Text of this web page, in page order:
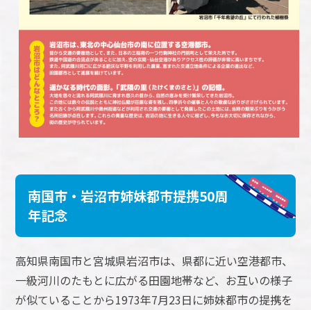
南国市・岩沼市姉妹都市提携50周
年記念
高知県南国市と宮城県岩沼市は、県都に近い空港都市、
一級河川のたもとに広がる田園地帯など、お互いの様子
が似ていることから1973年7月23日に姉妹都市の提携を